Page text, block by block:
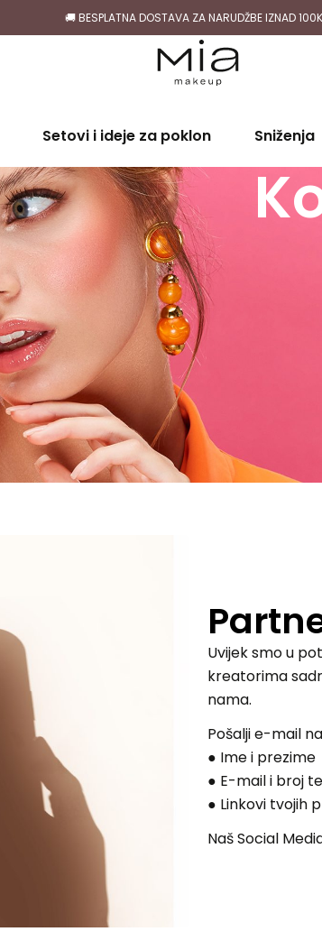
🚚 BESPLATNA DOSTAVA ZA NARUDŽBE IZNAD
Setovi i ideje za poklon Sniženja
Uvijek smo u
kreatorima
nama.
Pošalji e-mail
● Ime i prezime
● E-mail i broj
● Linkovi tvojih
Naš Social